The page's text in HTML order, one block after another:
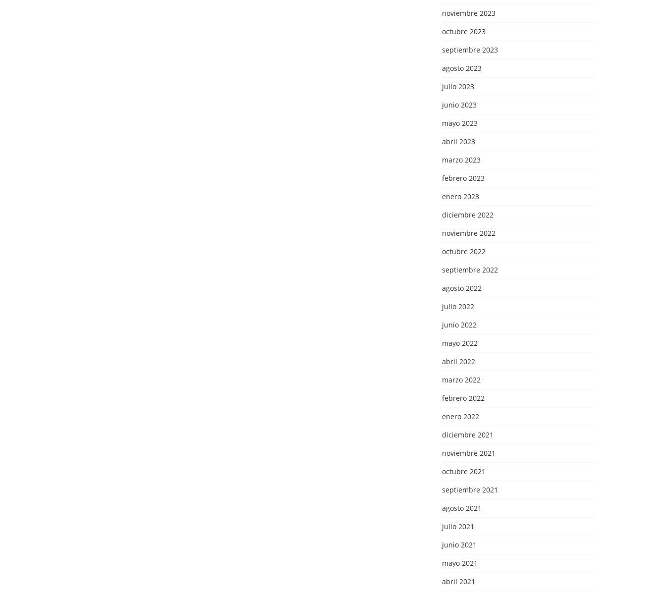
noviembre 2023
octubre 2023
septiembre 2023
agosto 2023
julio 2023
junio 2023
mayo 2023
abril 2023
marzo 2023
febrero 2023
enero 2023
diciembre 2022
noviembre 2022
octubre 2022
septiembre 2022
agosto 2022
julio 2022
junio 2022
mayo 2022
abril 2022
marzo 2022
febrero 2022
enero 2022
diciembre 2021
noviembre 2021
octubre 2021
septiembre 2021
agosto 2021
julio 2021
junio 2021
mayo 2021
abril 2021